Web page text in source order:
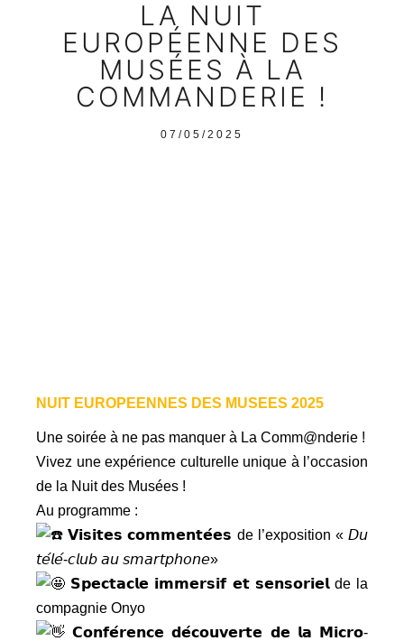
LA NUIT
EUROPÉENNE DES
MUSÉES À LA
COMMANDERIE !
07/05/2025
NUIT EUROPEENNES DES MUSEES 2025
Une soirée à ne pas manquer à La Comm@nderie !
Vivez une expérience culturelle unique à l’occasion
de la Nuit des Musées !
Au programme :
𝗩𝗶𝘀𝗶𝘁𝗲𝘀 𝗰𝗼𝗺𝗺𝗲𝗻𝘁𝗲́𝗲𝘀 de l’exposition « 𝘋𝘶
𝘵𝘦́𝘭𝘦́-𝘤𝘭𝘶𝘣 𝘢𝘶 𝘴𝘮𝘢𝘳𝘵𝘱𝘩𝘰𝘯𝘦»
𝗦𝗽𝗲𝗰𝘁𝗮𝗰𝗹𝗲 𝗶𝗺𝗺𝗲𝗿𝘀𝗶𝗳 𝗲𝘁 𝘀𝗲𝗻𝘀𝗼𝗿𝗶𝗲𝗹 de la
compagnie Onyo
𝗖𝗼𝗻𝗳𝗲́𝗿𝗲𝗻𝗰𝗲 𝗱𝗲́𝗰𝗼𝘂𝘃𝗲𝗿𝘁𝗲 𝗱𝗲 𝗹𝗮 𝗠𝗶𝗰𝗿𝗼-